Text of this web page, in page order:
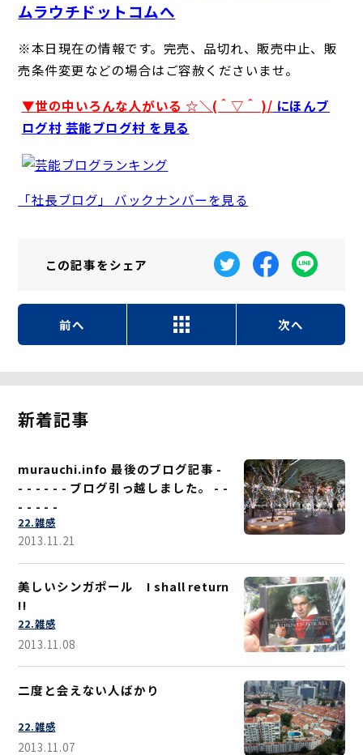
ムラウチドットコムへ
※本日現在の情報です。完売、品切れ、販売中止、販
売条件変更などの場合はご容赦くださいませ。
▼世の中いろんな人がいる ☆＼(＾▽＾ )/ にほんブ
ログ村 芸能ブログ村 を見る
「社長ブログ」 バックナンバーを見る
この記事をシェア
前へ 次へ
新着記事
murauchi.info 最後のブログ記事 -
- - - - - - ブログ引っ越しました。 - -
- - - - -
22.雑感
2013.11.21
美しいシンガポール I shall return
!!
22.雑感
2013.11.08
二度と会えない人ばかり
22.雑感
2013.11.07